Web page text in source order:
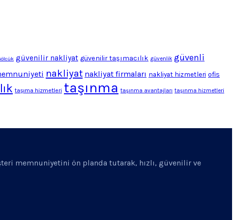
güvenilir nakliyat güvenilir taşımacılık güvenlik güvenli
nakliyat nakliyat firmaları nakliyat hizmetleri ofis
taşıma hizmetleri taşınma taşınma avantajları taşınma hizmetleri
memnuniyetini ön planda tutarak, hızlı, güvenilir ve